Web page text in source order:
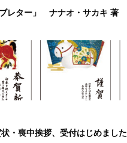
レター」 ナナオ・サカキ 著
・喪中挨拶、受付はじめました